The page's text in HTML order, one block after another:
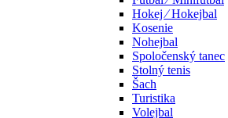
Hokej ⁄ Hokejbal
Kosenie
Nohejbal
Spoločenský tanec
Stolný tenis
Šach
Turistika
Volejbal